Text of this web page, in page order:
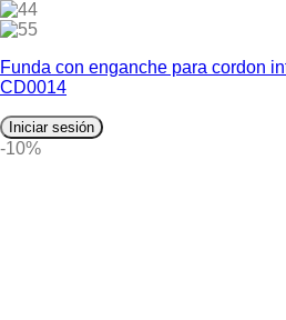
4
5
Funda con enganche para cordon
CD0014
Iniciar sesión
-10%